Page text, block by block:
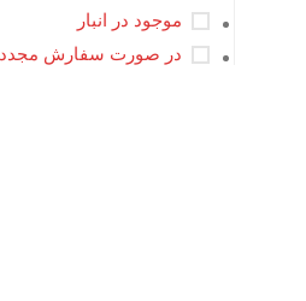
موجود در انبار
در صورت سفارش مجدد